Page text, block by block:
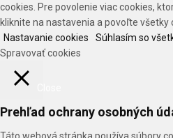
cookies. Pre povolenie viac cookies,
kliknite na nastavenia a povoľte všetky
Nastavanie cookies
Súhlasím so
Spravovať cookies
Prehľad ochrany osobných